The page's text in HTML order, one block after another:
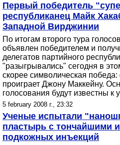
Первый победитель
республиканец Майк
Западной Вирджинии
По итогам второго тура
объявлен победителем и
делегатов партийного
"разыгрывались" сегодня в
скорее символическая победа:
проиграет Джону Маккейну.
голосования будут известны к
5 february 2008 г., 23:32
Ученые испытали
пластырь с тончайшими
подкожных инъекций